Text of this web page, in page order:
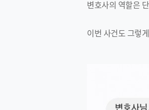
변호사의 역할은
이번 사건도 그렇